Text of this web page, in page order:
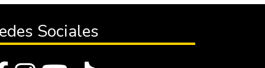
Sociales